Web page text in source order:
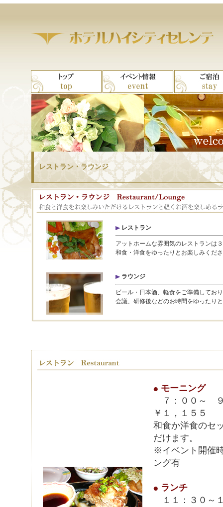
レストラン・ラウンジ
レストラン
アットホームな雰囲気のレストランは
和食・洋食をゆったりとお楽しみく
ラウンジ
ビール・日本酒、軽食をご準備してお
会議、研修後などのお時間をゆった
モーニング
７：００～
￥１，１５５
和食か洋食のセ
だけます。
※イベント開催
ング有
ランチ
１１：３０～